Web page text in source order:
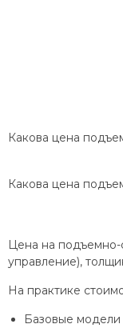
Какова цена
Какова цена
Цена на подъемно-
управление),
На практике
Базовые